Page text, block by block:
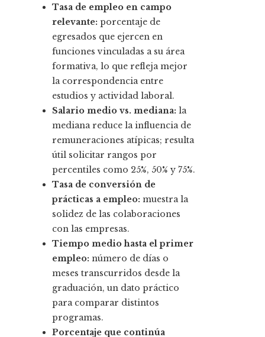
Tasa de empleo en campo
relevante: porcentaje de
egresados que ejercen en
funciones vinculadas a su área
formativa, lo que refleja mejor
la correspondencia entre
estudios y actividad laboral.
Salario medio vs. mediana: la
mediana reduce la influencia de
remuneraciones atípicas; resulta
útil solicitar rangos por
percentiles como 25%, 50% y 75%.
Tasa de conversión de
prácticas a empleo: muestra la
solidez de las colaboraciones
con las empresas.
Tiempo medio hasta el primer
empleo: número de días o
meses transcurridos desde la
graduación, un dato práctico
para comparar distintos
programas.
Porcentaje que continúa